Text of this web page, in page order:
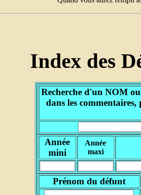
Index des
Recherche d'un NOM
dans les commentaires,
Année
mini
Année
maxi
Prénom du défunt